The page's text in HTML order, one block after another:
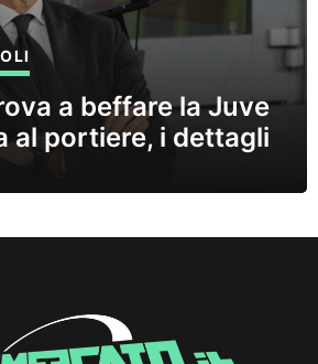
a beffare la Juve
al portiere, i dettagli